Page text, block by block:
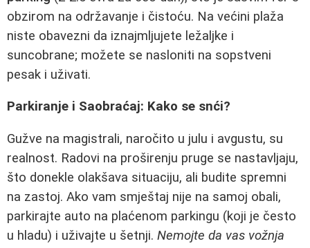
obzirom na održavanje i čistoću. Na većini plaža
niste obavezni da iznajmljujete ležaljke i
suncobrane; možete se nasloniti na sopstveni
pesak i uživati.
Parkiranje i Saobraćaj: Kako se snći?
Gužve na magistrali, naročito u julu i avgustu, su
realnost. Radovi na proširenju pruge se nastavljaju,
što donekle olakšava situaciju, ali budite spremni
na zastoj. Ako vam smještaj nije na samoj obali,
parkirajte auto na plaćenom parkingu (koji je često
u hladu) i uživajte u šetnji. Nemojte da vas vožnja